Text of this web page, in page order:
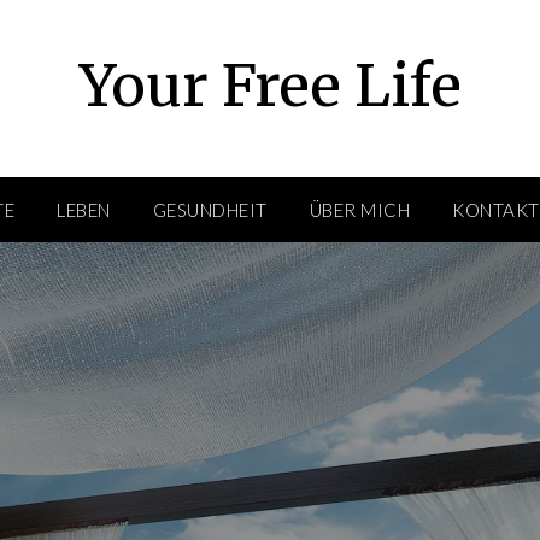
Your Free Life
LEBEN GESUNDHEIT ÜBER MICH KONTAKT